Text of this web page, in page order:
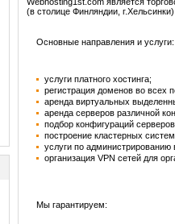
(в столице Финляндии,
Основные направления и услуги:
услуги платного хостинга;
регистрация доменов во всех
аренда виртуальных
аренда серверов различной
подбор конфигураций
построение кластерных
услуги по
организация VPN сетей для
Мы гарантируем: